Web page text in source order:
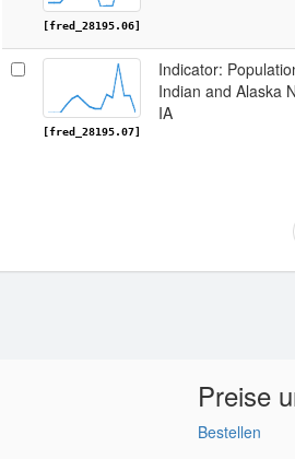
[fred_28195.06]
[fred_28195.07]
Indicator:
Indian and Alaska
IA
Preise
Bestellen